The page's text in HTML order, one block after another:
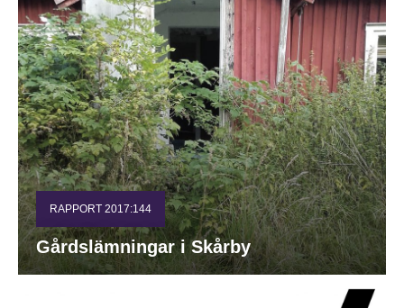
RAPPORT 2017:144
Gårdslämningar i Skårby